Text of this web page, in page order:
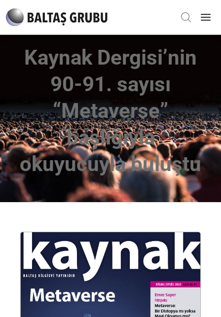
Kaynak Dergisi’nin
90-91. sayısı
“Metaverse”
başlığıyla
okuyucuyla buluştu